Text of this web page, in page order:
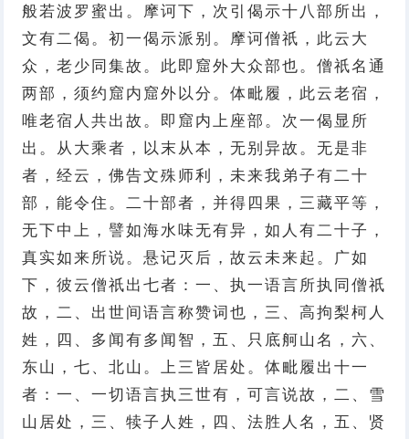
般若波罗蜜出。摩诃下，次引偈示十八部所出，
文有二偈。初一偈示派别。摩诃僧祇，此云大
众，老少同集故。此即窟外大众部也。僧祇名通
两部，须约窟内窟外以分。体毗履，此云老宿，
唯老宿人共出故。即窟内上座部。次一偈显所
出。从大乘者，以末从本，无别异故。无是非
者，经云，佛告文殊师利，未来我弟子有二十
部，能令住。二十部者，并得四果，三藏平等，
无下中上，譬如海水味无有异，如人有二十子，
真实如来所说。悬记灭后，故云未来起。广如
下，彼云僧祇出七者：一、执一语言所执同僧祇
故，二、出世间语言称赞词也，三、高拘梨柯人
姓，四、多闻有多闻智，五、只底舸山名，六、
东山，七、北山。上三皆居处。体毗履出十一
者：一、一切语言执三世有，可言说故，二、雪
山居处，三、犊子人姓，四、法胜人名，五、贤